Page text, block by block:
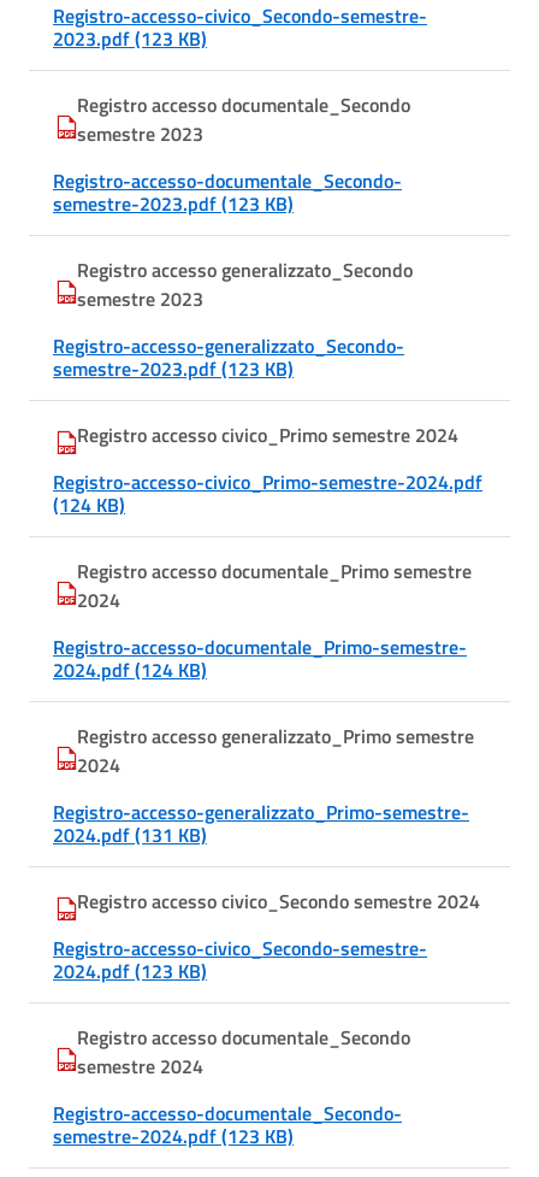
Registro-accesso-civico_Secondo-semestre-
2023.pdf (123 KB)
Registro accesso documentale_Secondo
semestre 2023
Registro-accesso-documentale_Secondo-
semestre-2023.pdf (123 KB)
Registro accesso generalizzato_Secondo
semestre 2023
Registro-accesso-generalizzato_Secondo-
semestre-2023.pdf (123 KB)
Registro accesso civico_Primo semestre 2024
Registro-accesso-civico_Primo-semestre-2024.pdf
(124 KB)
Registro accesso documentale_Primo semestre
2024
Registro-accesso-documentale_Primo-semestre-
2024.pdf (124 KB)
Registro accesso generalizzato_Primo semestre
2024
Registro-accesso-generalizzato_Primo-semestre-
2024.pdf (131 KB)
Registro accesso civico_Secondo semestre 2024
Registro-accesso-civico_Secondo-semestre-
2024.pdf (123 KB)
Registro accesso documentale_Secondo
semestre 2024
Registro-accesso-documentale_Secondo-
semestre-2024.pdf (123 KB)